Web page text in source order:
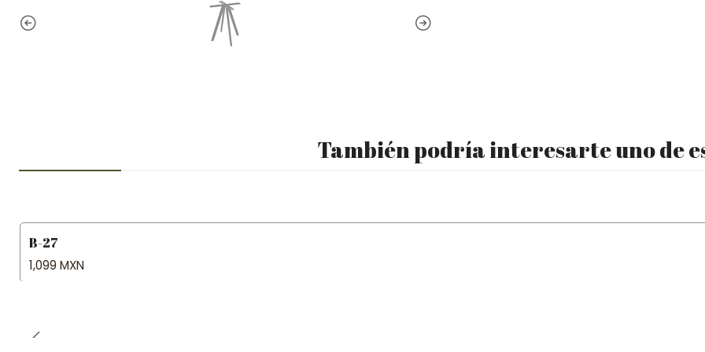
También podría interesarte uno de
B-27
1,099 MXN